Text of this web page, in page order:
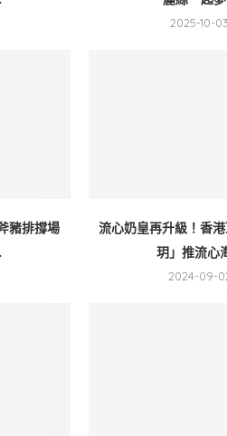
2025-10-03
豬排撐場
流心奶皇再升級！香
玥」推流心
2024-09-